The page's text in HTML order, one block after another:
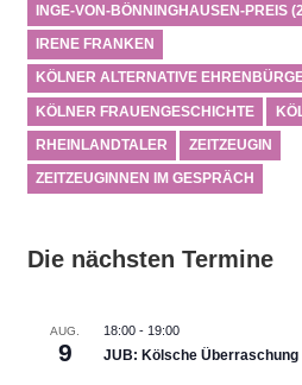
INGE-VON-BÖNNINGHAUSEN-PREIS
IRENE FRANKEN
KÖLNER ALTERNATIVE
KÖLNER FRAUENGESCHICHTE
RHEINLANDTALER ZEITZEUGIN
ZEITZEUGINNEN IM GESPRÄCH
Die nächsten Termine
AUG.
9
18:00- 19:00
JUB: Kölsche